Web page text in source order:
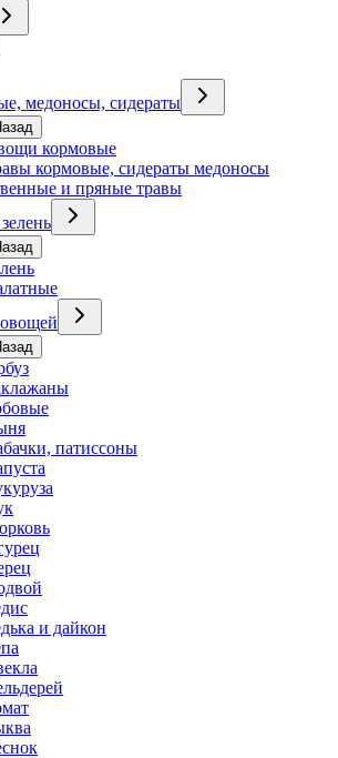
медоносы, сидераты
кормовые
кормовые, сидераты медоносы
и пряные травы
патиссоны
и дайкон